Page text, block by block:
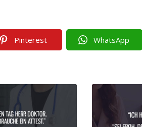
Pinterest WhatsApp